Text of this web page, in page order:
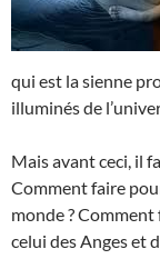
qui est la sienne
illuminés de
Mais avant ceci, il
Comment faire
monde ?
celui des Anges et